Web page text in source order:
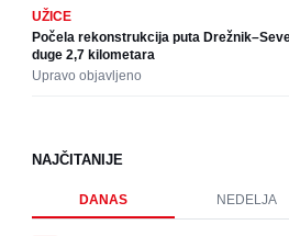
UŽICE
Počela rekonstrukcija puta
duge 2,7 kilometara
Upravo objavljeno
NAJČITANIJE
DANAS NEDELJA